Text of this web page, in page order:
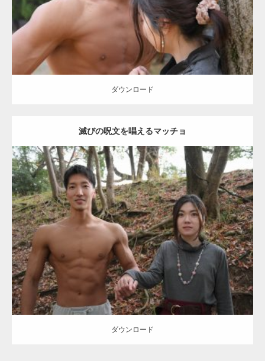
ダウンロード
ダウンロード
滅びの呪文を唱えるマッチョ
Update:2021.07.8
Category:公園のマッチョ その他 AKIHITO(細マッチョ) 大胸筋 腹筋
ダウンロード
ダウンロード
ギネス世界記録…
【TV】TBS番組「ひるおび」にてマッスルプ
ラスが紹介されま…
TOKYO FMラジオ番組「ONE MORNING」
で紹介さ…
NHK「所さん！事件ですよ」に取材されまし
た（6/8放送）
映画「黄金泥棒」へマッスルプラスメンバー
が出演